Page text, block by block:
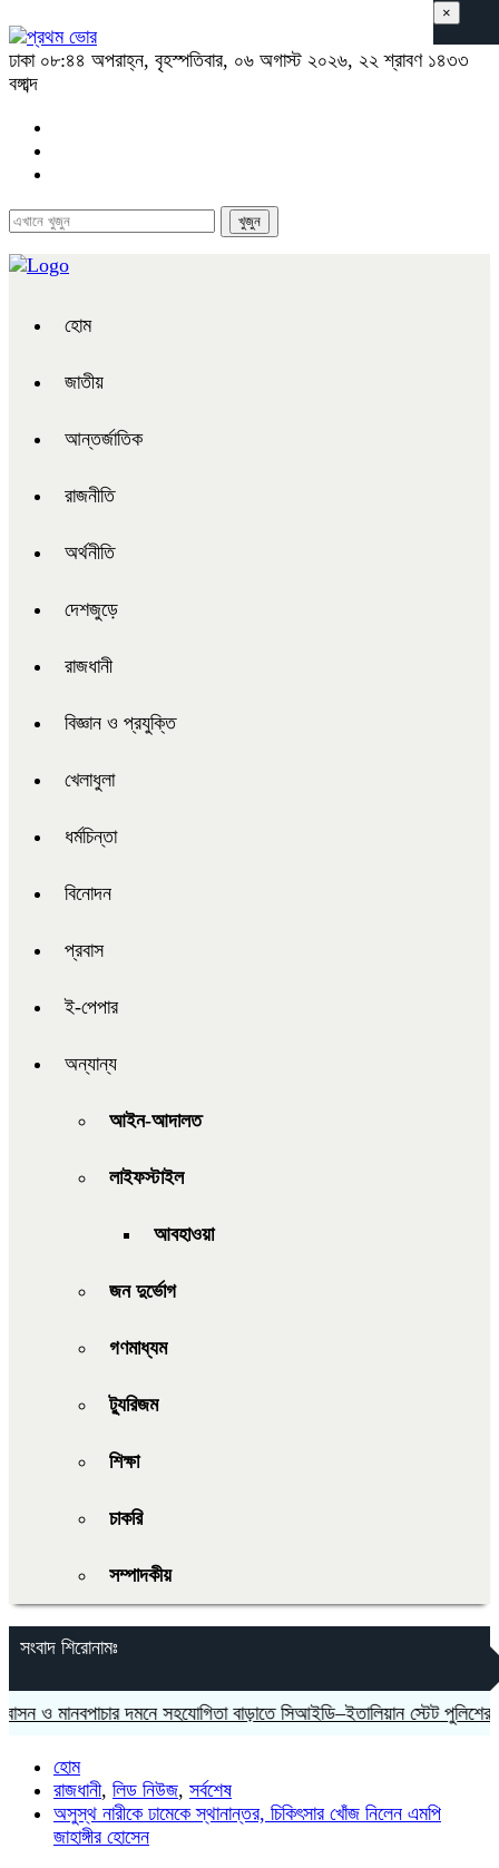
ঢাকা ০৮:৪৪ অপরাহ্ন, বৃহস্পতিবার, ০৬ অগাস্ট ২০২৬, ২২ শ্রাবণ ১৪৩৩
বঙ্গাব্দ
হোম
জাতীয়
আন্তর্জাতিক
রাজনীতি
অর্থনীতি
দেশজুড়ে
রাজধানী
বিজ্ঞান ও প্রযুক্তি
খেলাধুলা
ধর্মচিন্তা
বিনোদন
প্রবাস
ই-পেপার
অন্যান্য
আইন-আদালত
লাইফস্টাইল
আবহাওয়া
জন দুর্ভোগ
গণমাধ্যম
ট্যুরিজম
শিক্ষা
চাকরি
সম্পাদকীয়
সংবাদ শিরোনামঃ
মানবপাচার দমনে সহযোগিতা বাড়াতে সিআইডি–ইতালিয়ান স্টেট পুলিশের বৈঠক
×
হোম
রাজধানী, লিড নিউজ, সর্বশেষ
অসুস্থ নারীকে ঢামেকে স্থানান্তর, চিকিৎসার খোঁজ নিলেন এমপি
জাহাঙ্গীর হোসেন